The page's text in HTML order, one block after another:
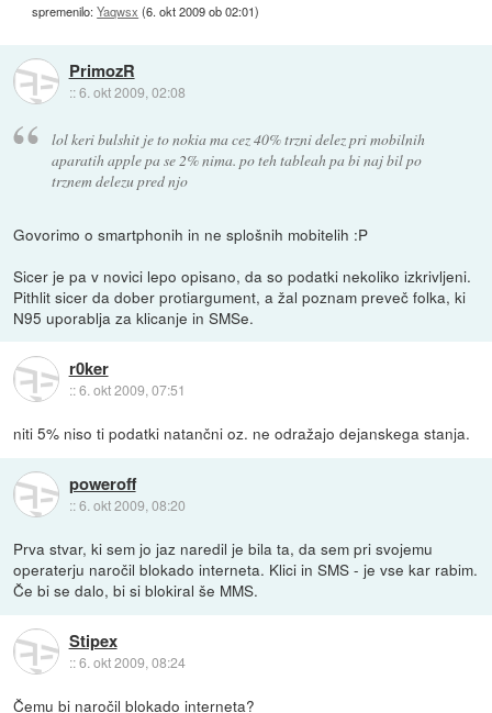
spremenilo:Yaqwsx (6. okt 2009 ob 02:01)
PrimozR
::6. okt 2009, 02:08
lol keri bulshit je to nokia ma cez 40% trzni delez pri mobilnih
aparatih apple pa se 2% nima. po teh tableah pa bi naj bil po
trznem delezu pred njo
Govorimo o smartphonih in ne splošnih mobitelih :P
Sicer je pa v novici lepo opisano, da so podatki nekoliko izkrivljeni.
Pithlit sicer da dober protiargument, a žal poznam preveč folka, ki
N95 uporablja za klicanje in SMSe.
r0ker
::6. okt 2009, 07:51
niti 5% niso ti podatki natančni oz. ne odražajo dejanskega stanja.
poweroff
::6. okt 2009, 08:20
Prva stvar, ki sem jo jaz naredil je bila ta, da sem pri svojemu
operaterju naročil blokado interneta. Klici in SMS - je vse kar rabim.
Če bi se dalo, bi si blokiral še MMS.
Stipex
::6. okt 2009, 08:24
Čemu bi naročil blokado interneta?